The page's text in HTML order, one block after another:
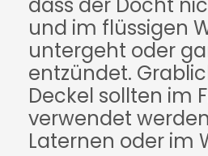
dass der Docht
und im flüssigen
untergeht oder
entzündet.
Deckel sollten im
verwendet
Laternen oder im